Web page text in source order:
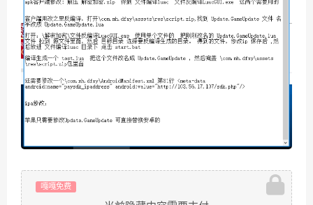
嘎嘎免费